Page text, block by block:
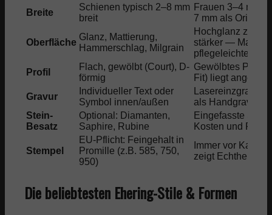
Breite
Schienen typisch 2–8 mm
breit
Frauen 3–4 mm,
7 mm als
Oberfläche
Glanz, Mattierung,
Hammerschlag, Milgrain
Hochglanz zeigt
stärker —
pflegeleichter
Profil
Flach, gewölbt (Court), D-
förmig
Gewölbtes Profil
Fit) liegt
Gravur
Individueller Text oder
Symbol innen/außen
Lasereinzgravur
als Handgravur
Stein-
Besatz
Optional: Diamanten,
Saphire, Rubine
Eingefasste
Kosten und
Stempel
EU-Pflicht: Feingehalt in
Promille (z.B. 585, 750,
950)
Immer vor Kauf
zeigt Echtheit
Die beliebtesten Ehering-Stile & Formen